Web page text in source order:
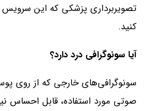
تصویربرداری پزشکی که این سرویس
کنید.
آیا سونوگرافی درد دارد؟
سونوگرافی‌های خارجی که از روی
صوتی مورد استفاده، قابل احساس